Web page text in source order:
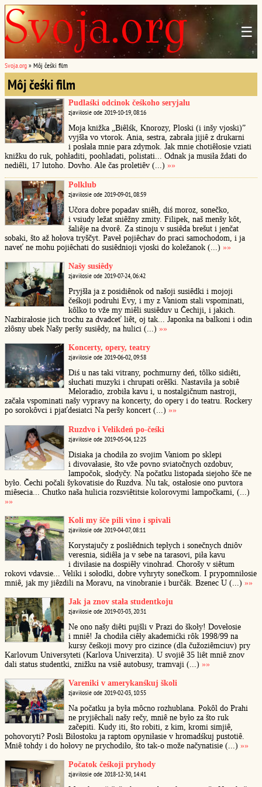
☰
Svoja.org » Môj čeśki film
Môj čeśki film
Pudlaśki odcinok čeśkoho seryjalu
zjaviłosie ode 2019-10-19, 08:16
Moja knižka „Biêlśk, Knorozy, Ploski (i inšy vjoski)”
vyjšła vo vtorok. Ania, sestra, zabrała jijiê z drukarni
i posłała mnie para zdymok. Jak mnie chotiêłosie vziati
knižku do ruk, pohładiti, poohladati, polistati... Odnak ja musiła ždati do
nediêli, 17 lutoho. Dovho. Ale čas proletiêv (...) »»
Polklub
zjaviłosie ode 2019-09-01, 08:59
Učora dobre popadav sniêh, diś moroz, sonečko,
i vsiudy ležat sniêžny zmity. Filipek, naš menšy kôt,
šaliêje na dvorê. Za stinoju v susiêda brešut i jenčat
sobaki, što až hołova tryščyt. Paveł pojiêchav do praci samochodom, i ja
naveť ne mohu pojiêchati do susiêdnioji vjoski do koležanok (...) »»
Našy susiêdy
zjaviłosie ode 2019-07-24, 06:42
Pryjšła ja z posidiênok od našoji susiêdki i mojoji
čeśkoji podruhi Evy, i my z Vaniom stali vspominati,
kôlko to vže my miêli susiêduv u Čechiji, i jakich.
Nazbirałosie jich trochu za dvadceť liêt, oj tak... Japonka na balkoni i odin
złôsny ubek Našy peršy susiêdy, na hulici (...) »»
Koncerty, opery, teatry
zjaviłosie ode 2019-06-02, 09:58
Diś u nas taki vitrany, pochmurny deń, tôlko sidiêti,
słuchati muzyki i chrupati orêški. Nastaviła ja sobiê
Meloradio, zrobiła kavu i, u nostalgičnum nastroji,
začała vspominati našy vypravy na koncerty, do opery i do teatru. Rockery
po sorokôvci i pjaťdesiatci Na peršy koncert (...) »»
Ruzdvo i Velikdeń po-čeśki
zjaviłosie ode 2019-05-04, 12:25
Disiaka ja chodiła zo svojim Vaniom po sklepi
i divovałasie, što vže povno sviatočnych ozdobuv,
lampočok, słodyčy. Na počatku listopada siejoho šče ne
było. Čechi počali šykovatisie do Ruzdva. Nu tak, ostałosie ono puvtora
miêsecia... Chutko naša hulicia rozsviêtitsie kolorovymi lampočkami, (...)
»»
Koli my šče pili vino i spivali
zjaviłosie ode 2019-04-07, 08:11
Korystajučy z posliêdnich tepłych i sonečnych dniôv
veresnia, sidiêła ja v sebe na tarasovi, piła kavu
i diviłasie na dospiêły vinohrad. Chorošy v siêtum
rokovi vdavsie... Veliki i sołodki, dobre vyhryty sonečkom. I prypomniłosie
mniê, jak my jiêzdili na Moravu, na vinobranie i burčák. Bzenec U (...) »»
Jak ja znov stała studentkoju
zjaviłosie ode 2019-03-03, 20:31
Ne ono našy diêti pujšli v Prazi do škoły! Dovełosie
i mniê! Ja chodiła ciêły akademićki rôk 1998/99 na
kursy čeśkoji movy pro cizince (dla čužoziêmciuv) pry
Karlovum Universyteti (Karlova Univerzita). U svojiê 35 liêt mniê znov
dali status studentki, znižku na vsiê autobusy, tramvaji (...) »»
Vareniki v amerykanśkuj školi
zjaviłosie ode 2019-02-03, 10:55
Na počatku ja była môcno rozhublana. Pokôl do Prahi
ne pryjiêchali našy rečy, mniê ne było za što ruk
začepiti. Kudy iti, što robiti, z kim, kromi simjiê,
pohovoryti? Posli Biłostoku ja raptom opyniłasie v hromadśkuj pustotiê.
Mniê tohdy i do hołovy ne prychodiło, što tak-o može načynatisie (...) »»
Počatok čeśkoji pryhody
zjaviłosie ode 2018-12-30, 14:41